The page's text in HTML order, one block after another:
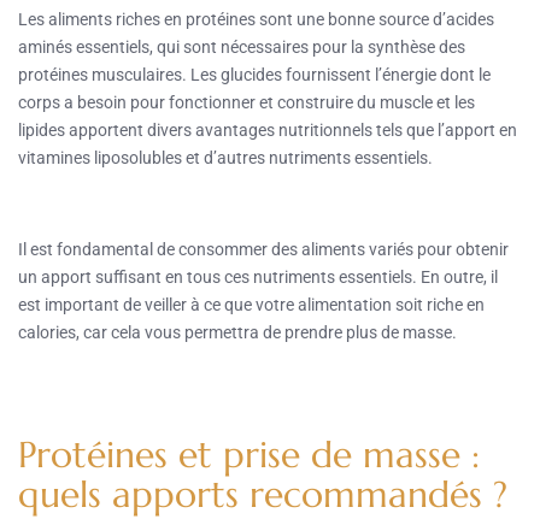
Les aliments riches en protéines sont une bonne source d’acides
aminés essentiels, qui sont nécessaires pour la synthèse des
protéines musculaires. Les glucides fournissent l’énergie dont le
corps a besoin pour fonctionner et construire du muscle et les
lipides apportent divers avantages nutritionnels tels que l’apport en
vitamines liposolubles et d’autres nutriments essentiels.
Il est fondamental de consommer des aliments variés pour obtenir
un apport suffisant en tous ces nutriments essentiels. En outre, il
est important de veiller à ce que votre alimentation soit riche en
calories, car cela vous permettra de prendre plus de masse.
Protéines et prise de masse :
quels apports recommandés ?